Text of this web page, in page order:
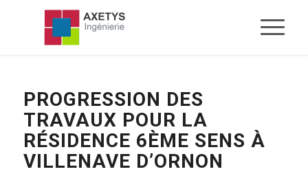
PROGRESSION DES
TRAVAUX POUR LA
RÉSIDENCE 6ÈME SENS À
VILLENAVE D’ORNON